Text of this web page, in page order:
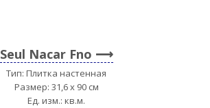
Seul Nacar Fno
Тип: Плитка настенная
Размер: 31,6 x 90 см
Ед. изм.: кв.м.